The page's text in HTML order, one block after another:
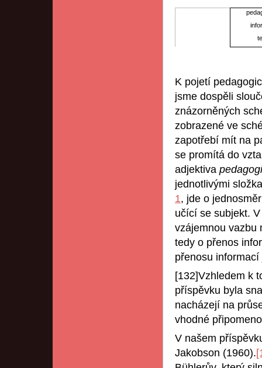
K pojetí
jsme dospěli
znázorněných
zobrazené ve
zapotřebí mít na
se promítá do
adjektiva
jednotlivými
1, jde o
učící se subjekt.
vzájemnou vazbu
tedy o přenos
přenosu
[132]Vzhledem k
příspěvku byla
nacházejí na
vhodné
V našem
Jakobson (1960).